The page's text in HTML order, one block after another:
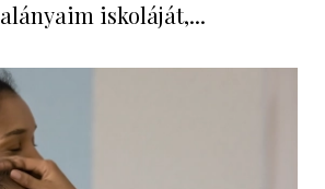
iskoláját,...